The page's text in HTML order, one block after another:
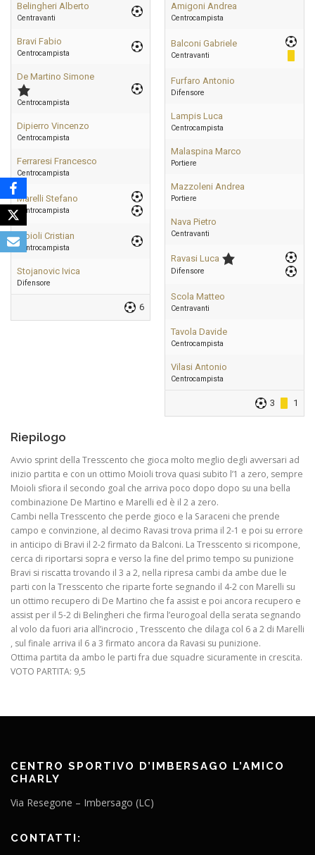
Belingheri Alberto
Centravanti
Bravi Fabio
Centrocampista
De Martino Simone
Centrocampista
Dipierro Vincenzo
Centrocampista
Ferraresi Francesco
Centrocampista
Marelli Stefano
Centrocampista
Moioli Cristian
Centrocampista
Stojanovic Ivica
Difensore
6
Amigoni Andrea
Centrocampista
Balconi Gabriele
Centravanti
Furfaro Antonio
Difensore
Lampis Luca
Centrocampista
Malaspina Marco
Portiere
Mazzoleni Andrea
Portiere
Nava Pietro
Centravanti
Ravasi Luca
Difensore
Scola Matteo
Centravanti
Tavola Davide
Centrocampista
Vilasi Antonio
Centrocampista
3 1
Riepilogo
Avvio sprint della Tresscento che gioca molto meglio degli avversari ad
inizio partita e con un ottimo Moioli trova quasi subito l’1 a zero, sempre
Moioli sfiora il secondo goal che arriva poco dopo dopo su una bella
combinazione De Martino e Marelli ed è il 2 a zero.
Cambi nella Tresscento che perde gioco e la Saraceni che prende
campo e convinzione, al decimo Ravasi trova prima il 2-1 e poi su errore
in anticipo di Bravi il 2-2 firmato da Balconi. La Tresscento si ricompone,
cerca di riportarsi sopra e verso la fine del primo tempo su punizione
Bravi si riscatta trovando il 3 a 2, nella ripresa cambi da ambe due le
parti con la Tresscento che riparte forte segnando il 4-2 con Marelli su
un ottimo recupero di De Martino che fa assist e poi ancora recupero e
assist per il 5-2 di Belingheri che firma l’eurogoal della serata segnando
al volo da fuori aria all’incrocio , Tresscento che dilaga col 6 a 2 di Marelli
, sul finale arriva il 6 a 3 firmato ancora da Ravasi su punizione.
Ottima partita da ambo le parti fra due squadre sicuramente in crescita.
VOTO PARTITA: 9,5
CENTRO SPORTIVO D’IMBERSAGO L’AMICO
CHARLY
Via Resegone – Imbersago (LC)
CONTATTI: